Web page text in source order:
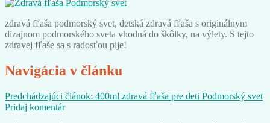
zdravá fľaša podmorský svet, detská zdravá fľaša s originálnym
dizajnom podmorského sveta vhodná do škôlky, na výlety. S tejto
zdravej fľaše sa s radosťou pije!
Navigácia v článku
Predchádzajúci článok: 400ml zdravá fľaša pre deti Podmorský svet
Pridaj komentár